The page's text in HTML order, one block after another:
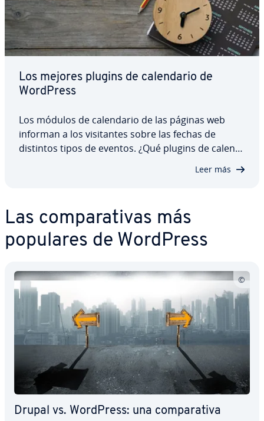
Los mejores plugins de ca­le­n­da­rio de
WordPress
Los módulos de ca­le­n­da­rio de las páginas web
informan a los vi­si­ta­n­tes sobre las fechas de
distintos tipos de eventos. ¿Qué plugins de ca­le­n­
ti­vi­da­des, la di­s­po­ni­bi­li­dad de un alo­ja­mie­n­to
Leer más
Las co­m­pa­ra­ti­vas más
populares de WordPress
Drupal vs. WordPress: una co­m­pa­ra­ti­va